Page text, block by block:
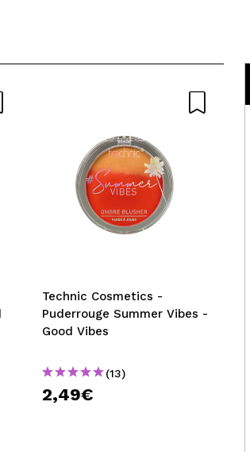
Technic Cosmetics -
Puderrouge Summer Vibes -
Good Vibes
(13)
2,49€